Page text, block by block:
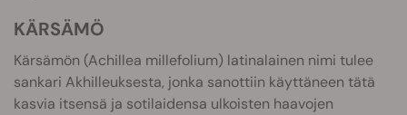
KÄRSÄMÖ
Kärsämön (Achillea millefolium) latinalainen nimi tulee
sankari Akhilleuksesta, jonka sanottiin käyttäneen tätä
kasvia itsensä ja sotilaidensa ulkoisten haavojen